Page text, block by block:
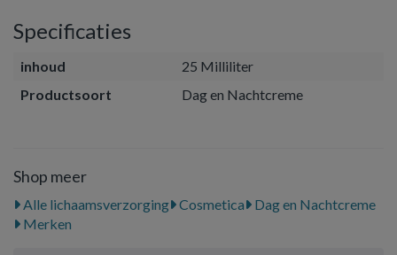
Specificaties
inhoud
25 Milliliter
Productsoort
Dag en Nachtcreme
Shop meer
Alle lichaamsverzorging Cosmetica
Dag en Nachtcreme
Merken